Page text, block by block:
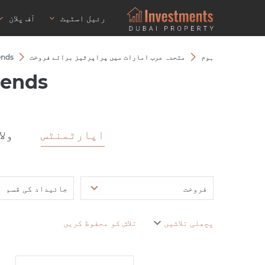
رئیل اسٹیٹ آف پلان
ہوم متحدہ عرب امارات میں پراپرٹیز برائے فروخت
اپارٹمنٹس
فروخت جائیداد کی قسم
پچھلی تلاشیں تلاش کو محفوظ کریں